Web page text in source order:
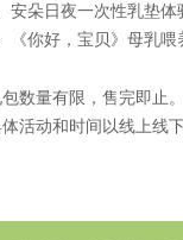
安朵日夜一次性乳垫体
《你好，宝贝》母乳喂
数量有限，售完即止
活动和时间以线上线